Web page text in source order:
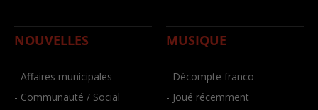
NOUVELLES
- Affaires municipales
- Communauté / Social
MUSIQUE
- Décompte franco
- Joué récemment